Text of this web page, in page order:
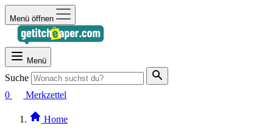
Menü öffnen
Menü
Suche
0
Merkzettel
Home